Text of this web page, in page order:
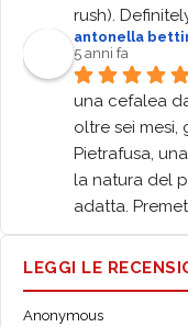
rush).
antonella
5 anni fa
una cefalea
oltre sei
Pietrafusa,
la natura del
adatta.
neurologi ma
questo tipo di
5 anni fa
LEGGI LE
Anonymous